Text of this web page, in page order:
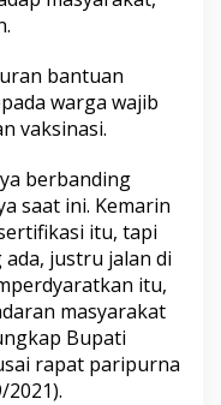
bantuan
warga wajib
vaksinasi.
berbanding
saat ini. Kemarin
itu, tapi
justru jalan di
itu,
masyarakat
Bupati
rapat paripurna
2021).